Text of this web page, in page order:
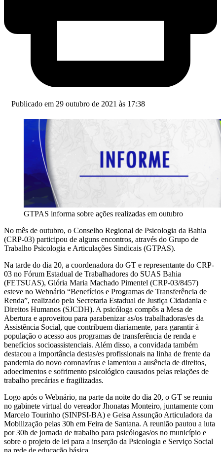
Publicado em 29 outubro de 2021 às 17:38
GTPAS informa sobre ações realizadas em outubro
No mês de outubro, o Conselho Regional de Psicologia da Bahia
(CRP-03) participou de alguns encontros, através do Grupo de
Trabalho Psicologia e Articulações Sindicais (GTPAS).
Na tarde do dia 20, a coordenadora do GT e representante do CRP-
03 no Fórum Estadual de Trabalhadores do SUAS Bahia
(FETSUAS), Glória Maria Machado Pimentel (CRP-03/8457)
esteve no Webnário “Benefícios e Programas de Transferência de
Renda”, realizado pela Secretaria Estadual de Justiça Cidadania e
Direitos Humanos (SJCDH). A psicóloga compôs a Mesa de
Abertura e aproveitou para parabenizar as/os trabalhadoras/es da
Assistência Social, que contribuem diariamente, para garantir à
população o acesso aos programas de transferência de renda e
benefícios socioassistenciais. Além disso, a convidada também
destacou a importância destas/es profissionais na linha de frente da
pandemia do novo coronavírus e lamentou a ausência de direitos,
adoecimentos e sofrimento psicológico causados pelas relações de
trabalho precárias e fragilizadas.
Logo após o Webnário, na parte da noite do dia 20, o GT se reuniu
no gabinete virtual do vereador Jhonatas Monteiro, juntamente com
Marcelo Tourinho (SINPSI-BA) e Geisa Assunção Articuladora da
Mobilização pelas 30h em Feira de Santana. A reunião pautou a luta
por 30h de jornada de trabalho para psicólogas/os no município e
sobre o projeto de lei para a inserção da Psicologia e Serviço Social